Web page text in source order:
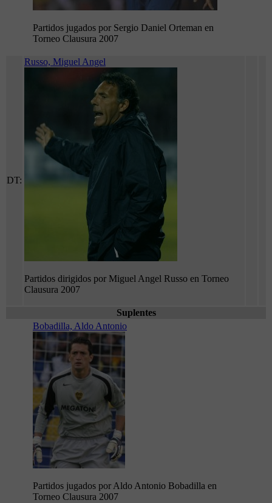
Partidos jugados por Sergio Daniel Orteman en
Torneo Clausura 2007
DT:
Russo, Miguel Angel
Partidos dirigidos por Miguel Angel Russo en Torneo
Clausura 2007
Suplentes
Bobadilla, Aldo Antonio
Partidos jugados por Aldo Antonio Bobadilla en
Torneo Clausura 2007